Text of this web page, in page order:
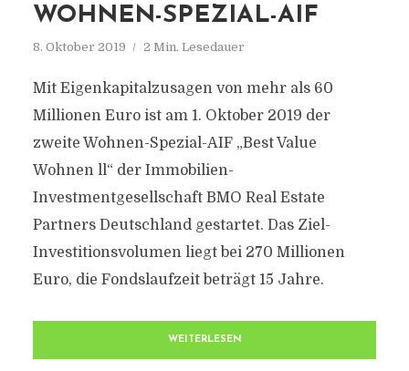
WOHNEN-SPEZIAL-AIF
8. Oktober 2019 2 Min. Lesedauer
Mit Eigenkapitalzusagen von mehr als 60
Millionen Euro ist am 1. Oktober 2019 der
zweite Wohnen-Spezial-AIF „Best Value
Wohnen ll“ der Immobilien-
Investmentgesellschaft BMO Real Estate
Partners Deutschland gestartet. Das Ziel-
Investitionsvolumen liegt bei 270 Millionen
Euro, die Fondslaufzeit beträgt 15 Jahre.
WEITERLESEN